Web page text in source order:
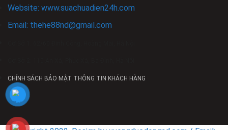
Website: www.suachuadien24h .com
Email: thehe88nd@gmail.com
CHÍNH SÁCH BẢO MẬT THÔNG TIN KHÁCH HÀNG